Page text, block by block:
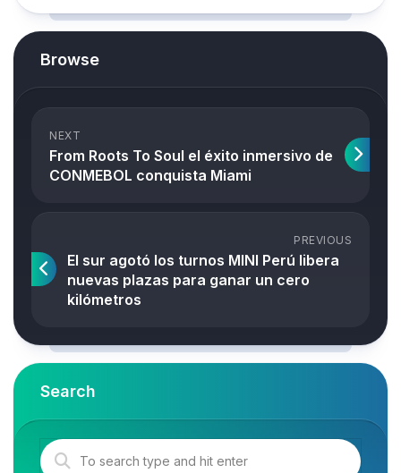
Browse
NEXT
From Roots To Soul el éxito inmersivo de
CONMEBOL conquista Miami
PREVIOUS
El sur agotó los turnos MINI Perú libera
nuevas plazas para ganar un cero
kilómetros
Search